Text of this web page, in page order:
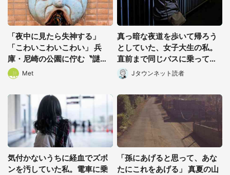
都道府選択
「夜中に見たら失神する」
「こわいこわいこわい」 兵
庫・尼崎の公園に佇む〝謎す
ぎる顔〟に1.3万人戦慄
Met
真っ暗な夜道を歩いて帰ろう
としていた、女子大生の私。
直前まで同じバスに乗ってた
男性に声をかけられて(長野
県・50代女性)
Jタウンネット読者
気付かないうちに経血でズボ
ンを汚していた私。電車に乗
「孫にあげると思って、あな
たにこれをあげる」 真夏の山